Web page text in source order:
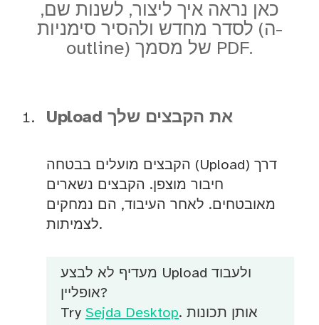
כאן נראה איך ליצור, לשנות שם,
לסדר מחדש ולהסיר סימניות (ה-
outline) של מסמך PDF.
Upload את הקבצים שלך
הקבצים מועלים בבטחה (Upload) דרך
חיבור מוצפן. הקבצים נשארים
מאובטחים. לאחר העיבוד, הם נמחקים
לצמיתות.
מעדיף לא לבצע Upload ולעבוד
אופליין?
Try Sejda Desktop. אותן תכונות